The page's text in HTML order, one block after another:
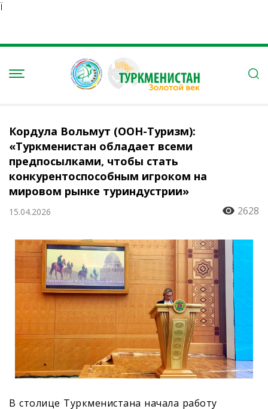
Ï
Кордула Вольмут (ООН-Туризм):
«Туркменистан обладает всеми
предпосылками, чтобы стать
конкурентоспособным игроком на
мировом рынке туриндустрии»
15.04.2026 2628
В столице Туркменистана начала работу